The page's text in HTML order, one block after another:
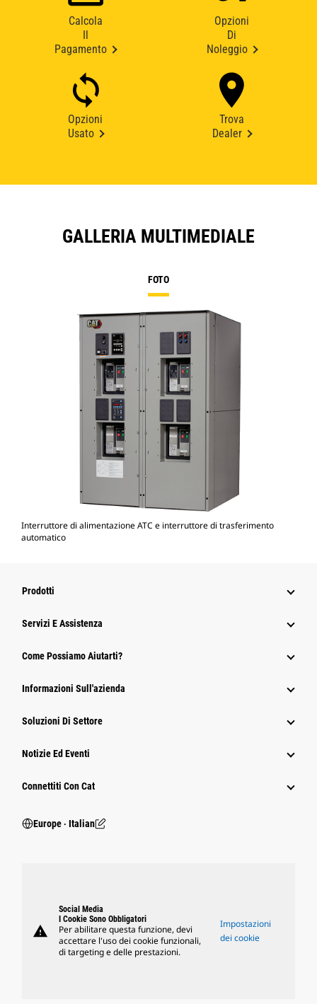
Calcola
Pagamento
Opzioni
Di
Noleggio
Opzioni
Usato
Trova
Dealer
GALLERIA MULTIMEDIALE
FOTO
Interruttore di alimentazione ATC e interruttore di trasferimento
automatico
Prodotti
Servizi E Assistenza
Come Possiamo Aiutarti?
Informazioni Sull'azienda
Soluzioni Di Settore
Notizie Ed Eventi
Connettiti Con Cat
Europe ‧ Italian
warning
Social Media
I Cookie Sono Obbligatori
Per abilitare questa funzione, devi
accettare l'uso dei cookie funzionali,
di targeting e delle prestazioni.
Impostazioni
dei cookie